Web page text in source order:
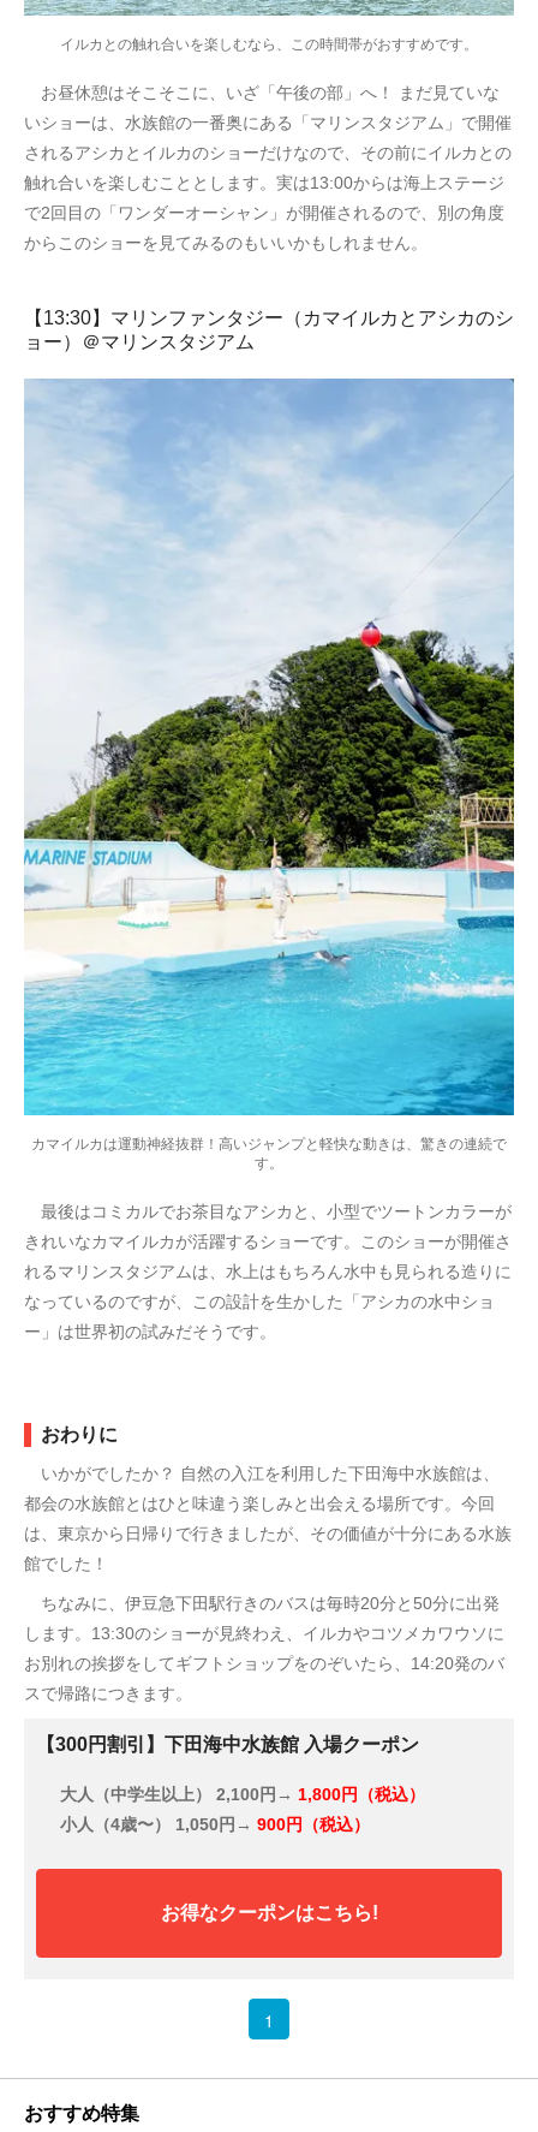
イルカとの触れ合いを楽しむなら、この時間帯がおすすめです。
お昼休憩はそこそこに、いざ「午後の部」へ！ まだ見ていな
いショーは、水族館の一番奥にある「マリンスタジアム」で開催
されるアシカとイルカのショーだけなので、その前にイルカとの
触れ合いを楽しむこととします。実は13:00からは海上ステージ
で2回目の「ワンダーオーシャン」が開催されるので、別の角度
からこのショーを見てみるのもいいかもしれません。
【13:30】マリンファンタジー（カマイルカとアシカのシ
ョー）＠マリンスタジアム
カマイルカは運動神経抜群！高いジャンプと軽快な動きは、驚きの連続で
す。
最後はコミカルでお茶目なアシカと、小型でツートンカラーが
きれいなカマイルカが活躍するショーです。このショーが開催さ
れるマリンスタジアムは、水上はもちろん水中も見られる造りに
なっているのですが、この設計を生かした「アシカの水中ショ
ー」は世界初の試みだそうです。
おわりに
いかがでしたか？ 自然の入江を利用した下田海中水族館は、
都会の水族館とはひと味違う楽しみと出会える場所です。今回
は、東京から日帰りで行きましたが、その価値が十分にある水族
館でした！
ちなみに、伊豆急下田駅行きのバスは毎時20分と50分に出発
します。13:30のショーが見終わえ、イルカやコツメカワウソに
お別れの挨拶をしてギフトショップをのぞいたら、14:20発のバ
スで帰路につきます。
【300円割引】下田海中水族館 入場クーポン
大人（中学生以上） 2,100円→ 1,800円（税込）
小人（4歳〜）
1,050円→ 900円（税込）
お得なクーポンはこちら!
1
おすすめ特集